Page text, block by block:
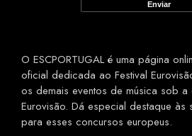
O ESCPORTUGAL é uma página
oficial dedicada ao Festival
os demais eventos de música sob a
Eurovisão. Dá especial destaque às
para esses concursos europeus.